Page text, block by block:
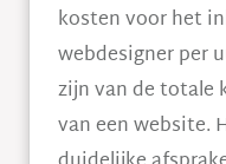
kosten voor het
webdesigner per
zijn van de totale
van een website.